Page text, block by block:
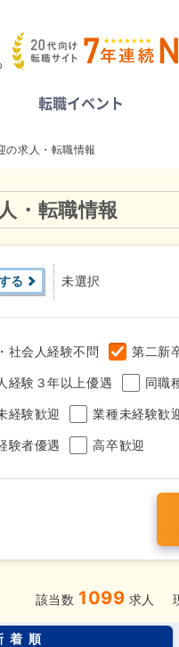
転職イベント
の求人・転職情報
・転職情報
る 未選択
社会人経験不問 第二新
経験３年以上優遇 同職
経験歓迎 業種未経験歓
験者優遇 高卒歓迎
週休2日制 年間休日120
接OK 書類選考なし
該当数 1099 求人
着順